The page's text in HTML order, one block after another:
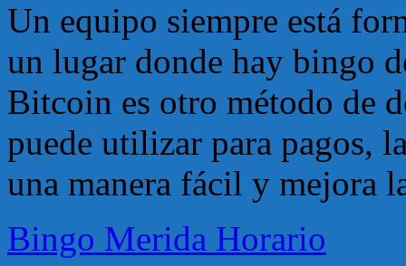
Un equipo siempre está
un lugar donde hay bingo
Bitcoin es otro método de
puede utilizar para pagos,
una manera fácil y mejora
Bingo Merida Horario